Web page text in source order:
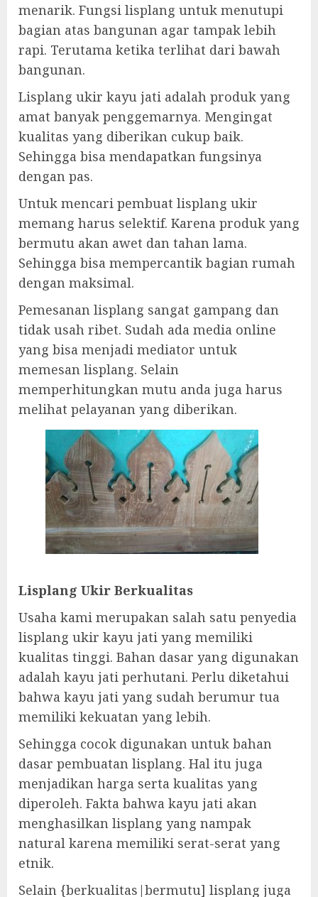
menarik. Fungsi lisplang untuk menutupi
bagian atas bangunan agar tampak lebih
rapi. Terutama ketika terlihat dari bawah
bangunan.
Lisplang ukir kayu jati adalah produk yang
amat banyak penggemarnya. Mengingat
kualitas yang diberikan cukup baik.
Sehingga bisa mendapatkan fungsinya
dengan pas.
Untuk mencari pembuat lisplang ukir
memang harus selektif. Karena produk yang
bermutu akan awet dan tahan lama.
Sehingga bisa mempercantik bagian rumah
dengan maksimal.
Pemesanan lisplang sangat gampang dan
tidak usah ribet. Sudah ada media online
yang bisa menjadi mediator untuk
memesan lisplang. Selain
memperhitungkan mutu anda juga harus
melihat pelayanan yang diberikan.
Lisplang Ukir Berkualitas
Usaha kami merupakan salah satu penyedia
lisplang ukir kayu jati yang memiliki
kualitas tinggi. Bahan dasar yang digunakan
adalah kayu jati perhutani. Perlu diketahui
bahwa kayu jati yang sudah berumur tua
memiliki kekuatan yang lebih.
Sehingga cocok digunakan untuk bahan
dasar pembuatan lisplang. Hal itu juga
menjadikan harga serta kualitas yang
diperoleh. Fakta bahwa kayu jati akan
menghasilkan lisplang yang nampak
natural karena memiliki serat-serat yang
etnik.
Selain {berkualitas|bermutu] lisplang juga